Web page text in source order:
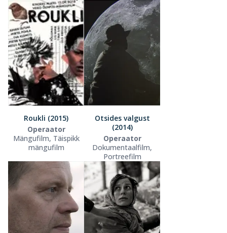
Roukli (2015)
Operaator
Mängufilm, Täispikk
mängufilm
Otsides valgust
(2014)
Operaator
Dokumentaalfilm,
Portreefilm